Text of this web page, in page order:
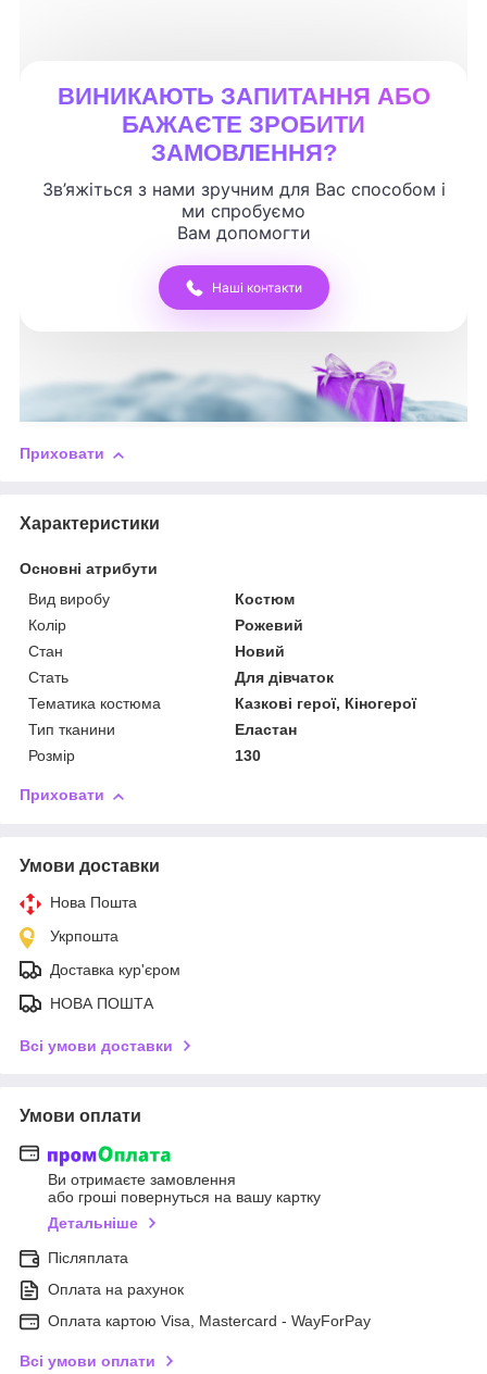
ВИНИКАЮТЬ ЗАПИТАННЯ АБО
БАЖАЄТЕ ЗРОБИТИ
ЗАМОВЛЕННЯ?
Зв’яжіться з нами зручним для Вас способом і
ми спробуємо
Вам допомогти
Наші контакти
Приховати
Характеристики
Основні атрибути
Вид виробу
Костюм
Колір
Рожевий
Стан
Новий
Стать
Для дівчаток
Тематика костюма
Казкові герої, Кіногерої
Тип тканини
Еластан
Розмір
130
Приховати
Умови доставки
Нова Пошта
Укрпошта
Доставка кур'єром
НОВА ПОШТА
Всі умови доставки
Умови оплати
Ви отримаєте замовлення
або гроші повернуться на вашу картку
Детальніше
Післяплата
Оплата на рахунок
Оплата картою Visa, Mastercard - WayForPay
Всі умови оплати